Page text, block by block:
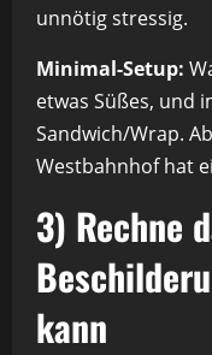
unnötig stressig.
Minimal-Setup:
etwas Süßes, und
Sandwich/Wrap.
Westbahnhof hat
3) Rechne
kann